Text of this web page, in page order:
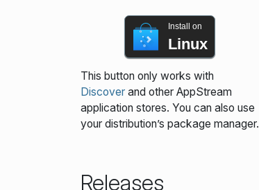
Install on
Linux
This button only works with
Discoverand other AppStream
application stores. You can also use
your distribution’s package manager.
Releases